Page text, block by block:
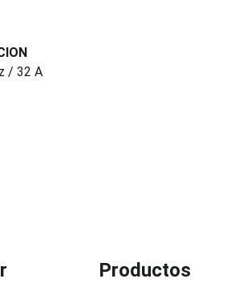
/ 32 A
Productos